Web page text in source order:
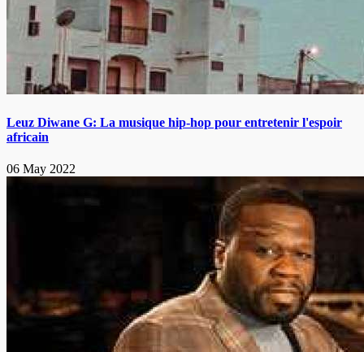
Leuz Diwane G: La musique hip-hop pour entretenir l'espoir
africain
06 May 2022